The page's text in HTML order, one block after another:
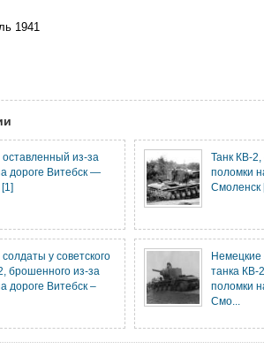
1941
оставленный из-за
дороге Витебск —
Танк КВ-
поломки
Смоленск
у советского
брошенного из-за
дороге Витебск –
Немецкие
танка КВ-
поломки
Смо...